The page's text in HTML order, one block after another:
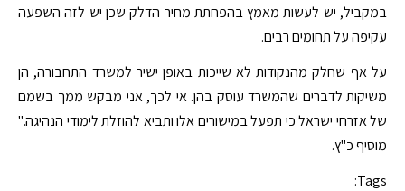
במקביל, יש לעשות מאמץ בהפחתת מחיר הדלק שכן יש לזה השפעה
עקיפה על תחומים רבים.
על אף שחלק מהנקודות לא שייכות באופן ישיר למשרד התחבורה, הן
משיקות לדברים שהמשרד עוסק בהן. אי לכך, אני מבקש ממך בשמם
של אזרחי ישראל כי תפעל במישורים אלו ותביא להוזלת לימודי הנהיגה."
מוסיף כ"ץ.
Tags: